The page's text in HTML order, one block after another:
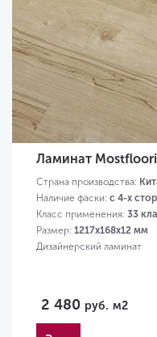
Ламинат
Страна производства:
Наличие фаски: с 4-х
Класс применения: 33
Размер: 1217х168х12 мм
Дизайнерский ламинат
2 480 руб. м2